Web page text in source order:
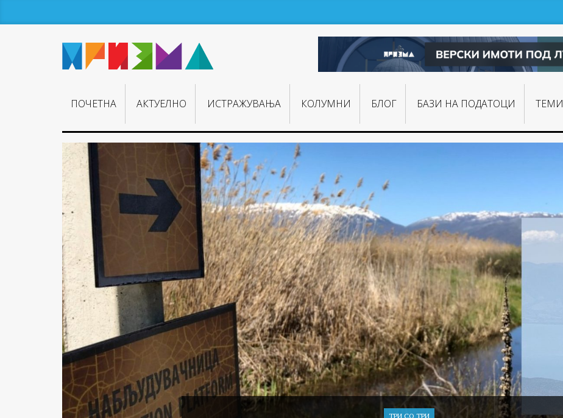
ПОЧЕТНА АКТУЕЛНО ИСТРАЖУВАЊA КОЛУМНИ БЛОГ БАЗИ НА ПОДАТОЦИ ТЕМИ
ТРИ СО ТРИ